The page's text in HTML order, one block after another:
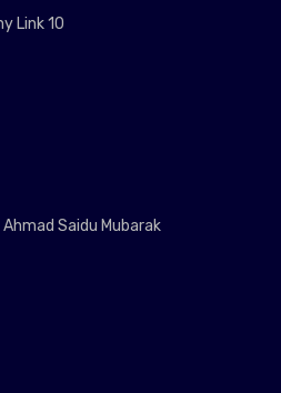
Link 10
Saidu Mubarak